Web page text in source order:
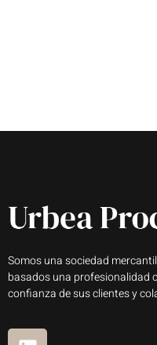
Somos una sociedad
basados una profesionalidad
confianza de sus clientes y